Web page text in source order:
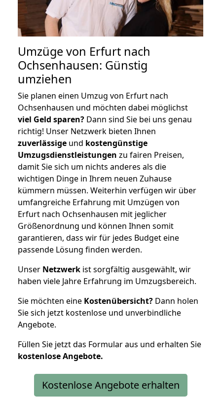
Umzüge von Erfurt nach
Ochsenhausen: Günstig
umziehen
Sie planen einen Umzug von Erfurt nach
Ochsenhausen und möchten dabei möglichst
viel Geld sparen? Dann sind Sie bei uns genau
richtig! Unser Netzwerk bieten Ihnen
zuverlässige und kostengünstige
Umzugsdienstleistungen zu fairen Preisen,
damit Sie sich um nichts anderes als die
wichtigen Dinge in Ihrem neuen Zuhause
kümmern müssen. Weiterhin verfügen wir über
umfangreiche Erfahrung mit Umzügen von
Erfurt nach Ochsenhausen mit jeglicher
Größenordnung und können Ihnen somit
garantieren, dass wir für jedes Budget eine
passende Lösung finden werden.
Unser Netzwerk ist sorgfältig ausgewählt, wir
haben viele Jahre Erfahrung im Umzugsbereich.
Sie möchten eine Kostenübersicht? Dann holen
Sie sich jetzt kostenlose und unverbindliche
Angebote.
Füllen Sie jetzt das Formular aus und erhalten Sie
kostenloseAngebote.
Kostenlose Angebote erhalten